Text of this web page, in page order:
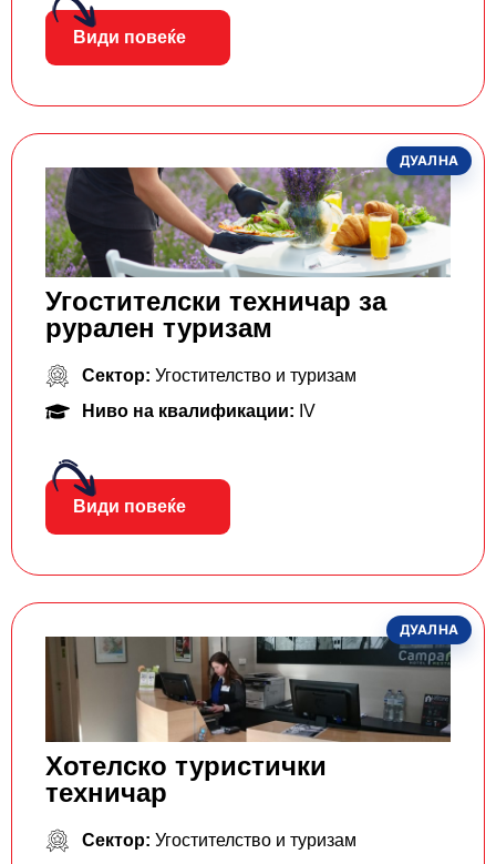
Види повеќе
ДУАЛНА
Угостителски техничар за
рурален туризам
Сектор: Угостителство и туризам
Ниво на квалификации: IV
Види повеќе
ДУАЛНА
Хотелско туристички
техничар
Сектор: Угостителство и туризам